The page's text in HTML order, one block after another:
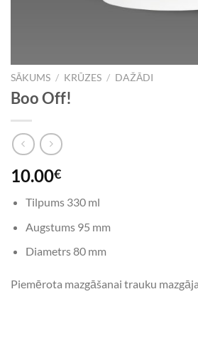
SĀKUMS / KRŪZES / DAŽĀDI
Boo Off!
10.00€
Tilpums 330 ml
Augstums 95 mm
Diametrs 80 mm
Piemērota mazgāšanai trauku